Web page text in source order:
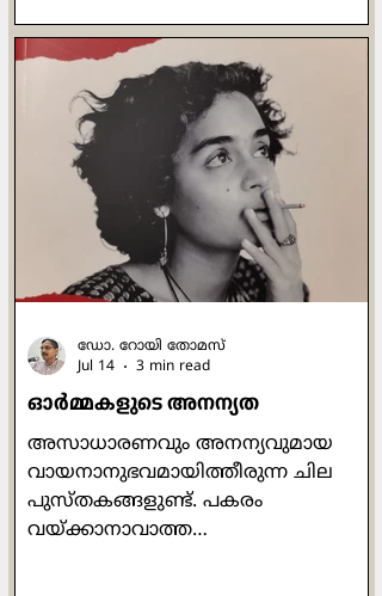
ജീവിതത്തിന് സ്വപ്നം കാണാന്‍
കഴിയുന്ന ഉന്നത സ്ഥലമാണ് ആ
വാക്കുകള്‍. എന്തെങ്കിലുമൊക്കെ
ചെയ്തു പൂര്‍ത്തിയാക്കുക,
നേടിയെടുക്കുക, സമ്പാദിക്കുക,
അവശേഷിപ്പിക്കുക എന്നിവയൊക്കെ
മനുഷ്യ സഹജമായ അടിസ്ഥാന
ചോദനയാണ്. മാനുഷികമായി
നോക്കുമ്പോള്‍ എന്താണ് ഈശോ
നേടിയത
ഓര്‍മ്മകളുടെ അനന്യത
അസാധാരണവും അനന്യവുമായ
വായനാനുഭവമായിത്തീരുന്ന ചില
പുസ്തകങ്ങളുണ്ട്. പകരം
വയ്ക്കാനാവാത്ത
ഡോ. റോയി തോമസ്
Jul 14
3 min read